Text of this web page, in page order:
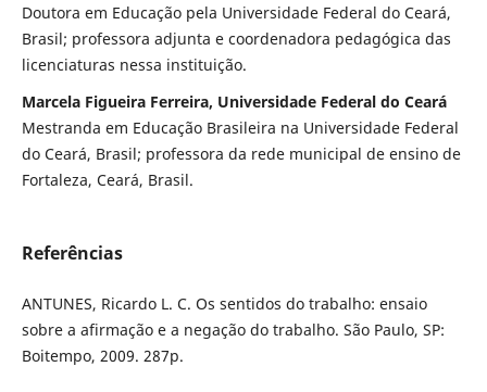
Doutora em Educação pela Universidade Federal do Ceará,
Brasil; professora adjunta e coordenadora pedagógica das
licenciaturas nessa instituição.
Marcela Figueira Ferreira, Universidade Federal do Ceará
Mestranda em Educação Brasileira na Universidade Federal
do Ceará, Brasil; professora da rede municipal de ensino de
Fortaleza, Ceará, Brasil.
Referências
ANTUNES, Ricardo L. C. Os sentidos do trabalho: ensaio
sobre a afirmação e a negação do trabalho. São Paulo, SP:
Boitempo, 2009. 287p.